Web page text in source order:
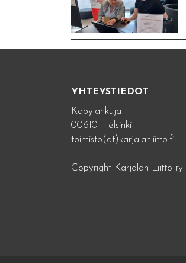
YHTEYSTIEDOT
Käpylänkuja 1
00610 Helsinki
toimisto(at)karjalanliitto.fi
Copyright Karjalan Liitto ry